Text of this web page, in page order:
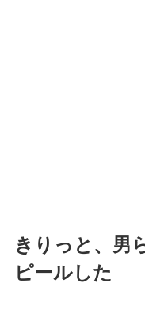
きりっと、男
ピールした